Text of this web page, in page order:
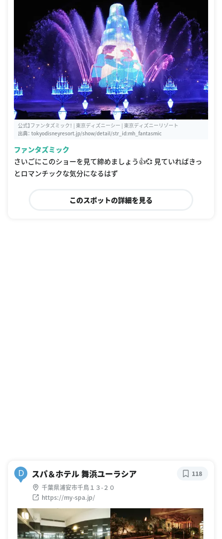
公式】ファンタズミック！ | 東京ディズニーシー | 東京ディズニーリゾート
出典： tokyodisneyresort.jp/show/detail/str_id:mh_fantasmic
ファンタズミック
さいごにこのショーを見て締めましょう👍💞 見ていればきっ
とロマンチックな気分になるはず
このスポットの詳細を見る
D スパ＆ホテル 舞浜ユーラシア
千葉県浦安市千鳥１３-２０
https://my-spa.jp/
118